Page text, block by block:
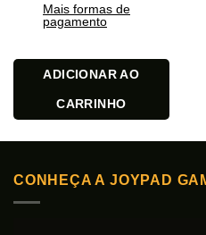
Mais formas de
pagamento
ADICIONAR AO
CARRINHO
CONHEÇA A JOYPAD